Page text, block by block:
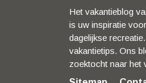
Het vakantieblog
is uw inspiratie
dagelijkse
vakantietips. Ons
zoektocht naar het